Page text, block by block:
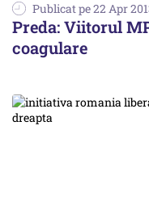
Publicat pe 22 Apr
Preda: Viitorul
coagulare